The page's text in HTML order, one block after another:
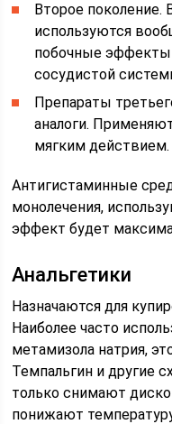
Второе поколение.
используются
побочные
сосудистой
Препараты
аналоги.
мягким действием.
Антигистаминные
монолечения,
эффект будет
Анальгетики
Назначаются для
Наиболее часто
метамизола натрия,
Темпальгин и другие
только снимают
понижают